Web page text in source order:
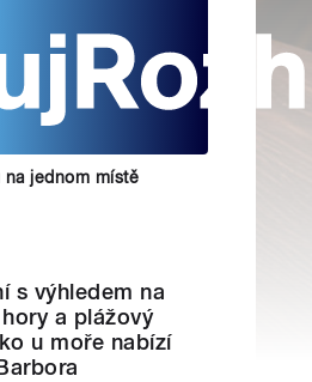
na jednom místě
s výhledem na
a plážový
u moře nabízí